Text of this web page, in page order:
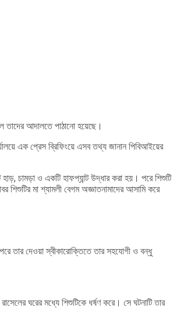
তাদের আদালতে পাঠানো হয়েছে।
এক প্রেস ব্রিফিংয়ে এসব তথ্য জানান পিবিআইয়ের
হাড়, চামড়া ও একটি হাফপ্যান্ট উদ্ধার করা হয়। পরে শিশুটি
শিশুটির মা শ্যামলী বেগম অজ্ঞাতনামাদের আসামি করে
তার দেওয়া স্বীকারোক্তিতে তার সহযোগী ও বন্ধু
ঘরের মধ্যে শিশুটিকে ধর্ষণ করে। সে ঘটনাটি তার